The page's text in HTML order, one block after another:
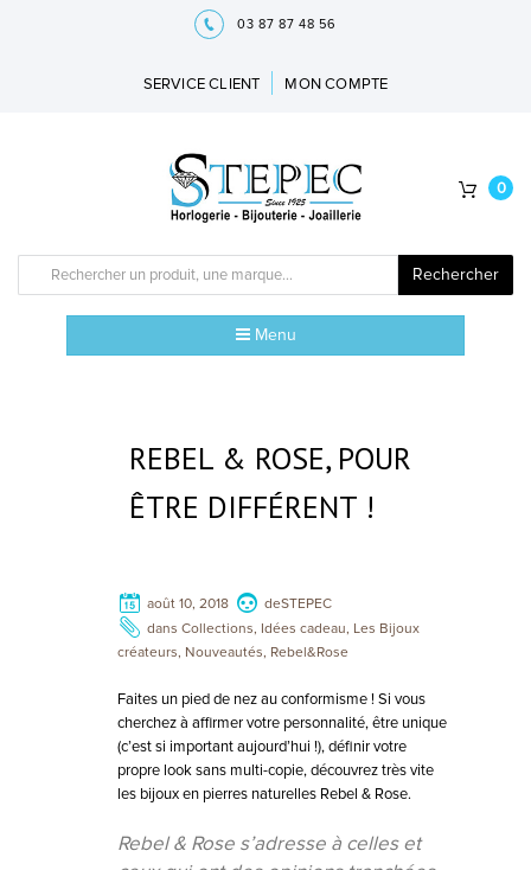
03 87 87 48 56
SERVICE CLIENT MON COMPTE
Rechercher
0
Menu
MARQUES
BIJOUX
LES GEORGETTES
SWAROVSKI
CARTES CADEAUX
IDÉE CADEAUX
REBEL & ROSE, POUR
ÊTRE DIFFÉRENT !
août 10, 2018 deSTEPEC
dans Collections, Idées cadeau, Les Bijoux
créateurs, Nouveautés, Rebel&Rose
Faites un pied de nez au conformisme ! Si vous
cherchez à affirmer votre personnalité, être unique
(c’est si important aujourd’hui !), définir votre
propre look sans multi-copie, découvrez très vite
les bijoux en pierres naturelles Rebel & Rose.
Rebel & Rose s’adresse à celles et